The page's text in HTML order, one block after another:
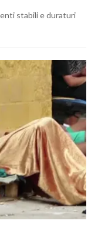
stabili e duraturi